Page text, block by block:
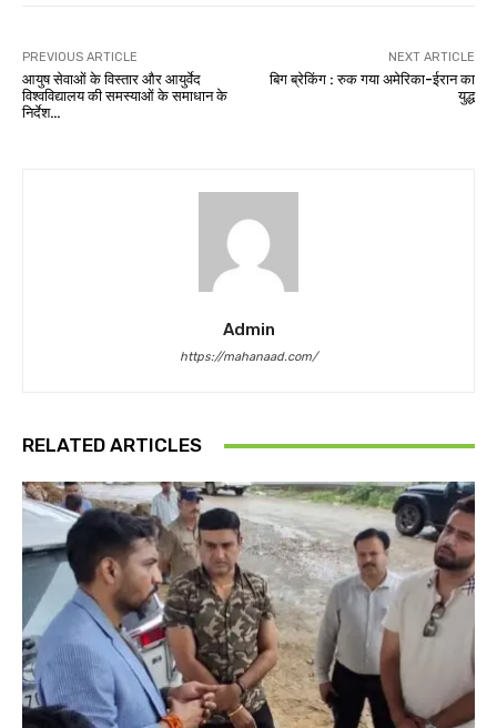
PREVIOUS ARTICLE
आयुष सेवाओं के विस्तार और आयुर्वेद
विश्वविद्यालय की समस्याओं के समाधान के
निर्देश…
NEXT ARTICLE
बिग ब्रेकिंग : रुक गया अमेरिका-ईरान का
युद्ध
Admin
https://mahanaad.com/
RELATED ARTICLES